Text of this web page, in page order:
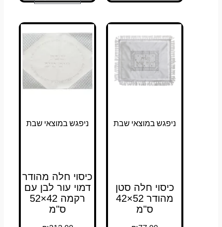
ניפגש במוצאי שבת
כיסוי חלה סטן
מהודר 52×42
ס"מ
ניפגש במוצאי שבת
כיסוי חלה מהודר
דמוי עור לבן עם
רקמה 42×52
ס"מ